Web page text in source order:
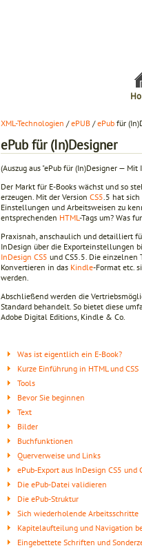
XML-Technologien /ePUB /ePub für
ePub für (In)Designer
(Auszug aus "ePub für (In)Designer —
Der Markt für E-Books wächst und so
erzeugen. Mit der Version CS5 .5 hat
Einstellungen und Arbeitsweisen zu
entsprechenden HTML -Tags um? Was
Praxisnah, anschaulich und detailliert
InDesign über die Exporteinstellungen
InDesign CS5 und CS5.5. Die
Konvertieren in das Kindle-Format etc.
werden.
Abschließend werden die
Standard behandelt. So bietet diese
Adobe Digital Editions, Kindle & Co.
Was ist eigentlich ein E-Book?
Kurze Einführung in HTML und CSS
Tools
Bevor Sie beginnen
Text
Bilder
Buchfunktionen
Querverweise und Links
ePub-Export aus InDesign CS5 und
Die ePub-Datei validieren
Die ePub-Struktur
Sich wiederholende Arbeitsschritte
Kapitelaufteilung und Navigation
Eingebettete Schriften und